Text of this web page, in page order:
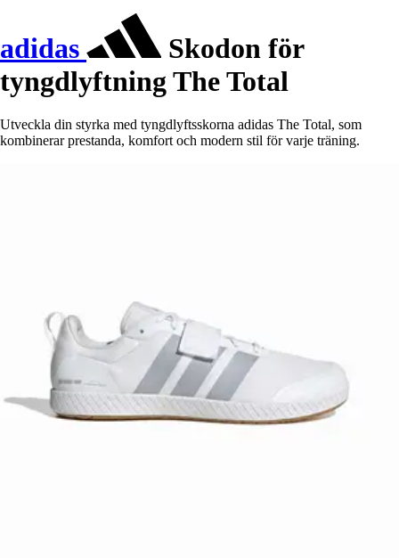
adidas
Skodon för
tyngdlyftning The Total
Utveckla din styrka med tyngdlyftsskorna adidas The Total, som
kombinerar prestanda, komfort och modern stil för varje träning.